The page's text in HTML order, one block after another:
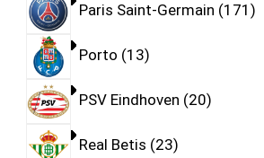
Paris Saint-Germain 171
Porto 13
PSV Eindhoven 20
Real Betis 23